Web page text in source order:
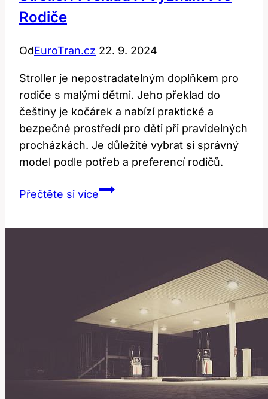
Rodiče
OdEuroTran.cz 22. 9. 2024
Stroller je nepostradatelným doplňkem pro
rodiče s malými dětmi. Jeho překlad do
češtiny je kočárek a nabízí praktické a
bezpečné prostředí pro děti při pravidelných
procházkách. Je důležité vybrat si správný
model podle potřeb a preferencí rodičů.
Přečtěte si víceStroller: